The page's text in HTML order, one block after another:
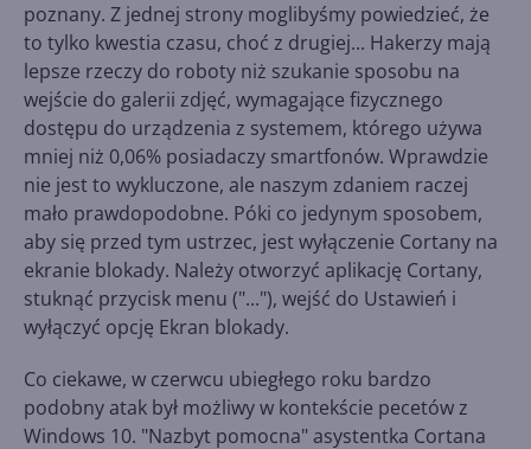
poznany. Z jednej strony moglibyśmy powiedzieć, że
to tylko kwestia czasu, choć z drugiej... Hakerzy mają
lepsze rzeczy do roboty niż szukanie sposobu na
wejście do galerii zdjęć, wymagające fizycznego
dostępu do urządzenia z systemem, którego używa
mniej niż 0,06% posiadaczy smartfonów. Wprawdzie
nie jest to wykluczone, ale naszym zdaniem raczej
mało prawdopodobne. Póki co jedynym sposobem,
aby się przed tym ustrzec, jest wyłączenie Cortany na
ekranie blokady. Należy otworzyć aplikację Cortany,
stuknąć przycisk menu ("..."), wejść do Ustawień i
wyłączyć opcję Ekran blokady.
Co ciekawe, w czerwcu ubiegłego roku bardzo
podobny atak był możliwy w kontekście pecetów z
Windows 10. "Nazbyt pomocna" asystentka Cortana